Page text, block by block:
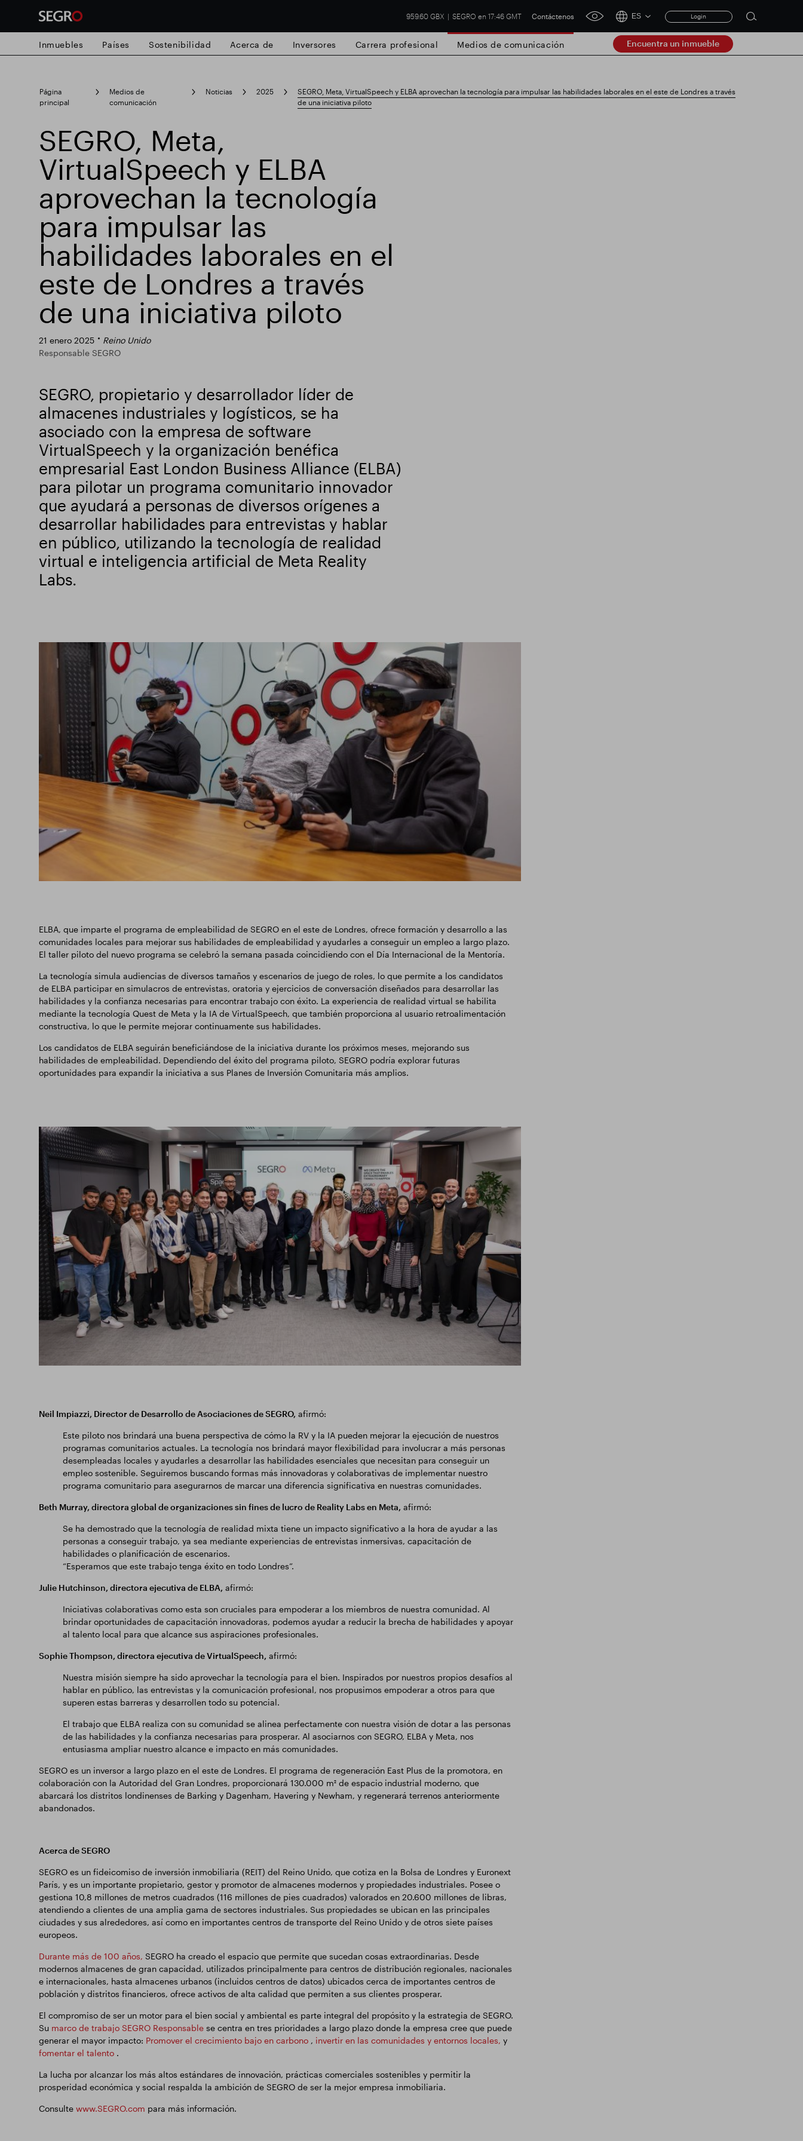
959.60 GBX SEGRO en 17:46 GMT Contáctenos
accessibility
ES Login
form
Submit
search
for
Claro
Responsable SEGRO Finca comercial Slough
Parque inteligente
Inmuebles Países Sostenibilidad Acerca de Inversores Carrera profesional Medios de comunicación Encuentra un inmueble
Página
principal
Medios de
comunicación
Noticias 2025
SEGRO, Meta, VirtualSpeech y ELBA aprovechan la tecnología para impulsar las habilidades laborales en el este de Londres a través
de una iniciativa piloto
SEGRO, Meta,
VirtualSpeech y ELBA
aprovechan la tecnología
para impulsar las
habilidades laborales en el
este de Londres a través
de una iniciativa piloto
21 enero 2025
Reino Unido
Responsable SEGRO
SEGRO, propietario y desarrollador líder de
almacenes industriales y logísticos, se ha
asociado con la empresa de software
VirtualSpeech y la organización benéfica
empresarial East London Business Alliance (ELBA)
para pilotar un programa comunitario innovador
que ayudará a personas de diversos orígenes a
desarrollar habilidades para entrevistas y hablar
en público, utilizando la tecnología de realidad
virtual e inteligencia artificial de Meta Reality
Labs.
ELBA, que imparte el programa de empleabilidad de SEGRO en el este de Londres, ofrece formación y desarrollo a las
comunidades locales para mejorar sus habilidades de empleabilidad y ayudarles a conseguir un empleo a largo plazo.
El taller piloto del nuevo programa se celebró la semana pasada coincidiendo con el Día Internacional de la Mentoría.
La tecnología simula audiencias de diversos tamaños y escenarios de juego de roles, lo que permite a los candidatos
de ELBA participar en simulacros de entrevistas, oratoria y ejercicios de conversación diseñados para desarrollar las
habilidades y la confianza necesarias para encontrar trabajo con éxito. La experiencia de realidad virtual se habilita
mediante la tecnología Quest de Meta y la IA de VirtualSpeech, que también proporciona al usuario retroalimentación
constructiva, lo que le permite mejorar continuamente sus habilidades.
Los candidatos de ELBA seguirán beneficiándose de la iniciativa durante los próximos meses, mejorando sus
habilidades de empleabilidad. Dependiendo del éxito del programa piloto, SEGRO podría explorar futuras
oportunidades para expandir la iniciativa a sus Planes de Inversión Comunitaria más amplios.
Neil Impiazzi, Director de Desarrollo de Asociaciones de SEGRO, afirmó:
Este piloto nos brindará una buena perspectiva de cómo la RV y la IA pueden mejorar la ejecución de nuestros
programas comunitarios actuales. La tecnología nos brindará mayor flexibilidad para involucrar a más personas
desempleadas locales y ayudarles a desarrollar las habilidades esenciales que necesitan para conseguir un
empleo sostenible. Seguiremos buscando formas más innovadoras y colaborativas de implementar nuestro
programa comunitario para asegurarnos de marcar una diferencia significativa en nuestras comunidades.
Beth Murray, directora global de organizaciones sin fines de lucro de Reality Labs en Meta, afirmó:
Se ha demostrado que la tecnología de realidad mixta tiene un impacto significativo a la hora de ayudar a las
personas a conseguir trabajo, ya sea mediante experiencias de entrevistas inmersivas, capacitación de
habilidades o planificación de escenarios.
“Esperamos que este trabajo tenga éxito en todo Londres”.
Julie Hutchinson, directora ejecutiva de ELBA, afirmó:
Iniciativas colaborativas como esta son cruciales para empoderar a los miembros de nuestra comunidad. Al
brindar oportunidades de capacitación innovadoras, podemos ayudar a reducir la brecha de habilidades y apoyar
al talento local para que alcance sus aspiraciones profesionales.
Sophie Thompson, directora ejecutiva de VirtualSpeech, afirmó:
Nuestra misión siempre ha sido aprovechar la tecnología para el bien. Inspirados por nuestros propios desafíos al
hablar en público, las entrevistas y la comunicación profesional, nos propusimos empoderar a otros para que
superen estas barreras y desarrollen todo su potencial.
El trabajo que ELBA realiza con su comunidad se alinea perfectamente con nuestra visión de dotar a las personas
de las habilidades y la confianza necesarias para prosperar. Al asociarnos con SEGRO, ELBA y Meta, nos
entusiasma ampliar nuestro alcance e impacto en más comunidades.
SEGRO es un inversor a largo plazo en el este de Londres. El programa de regeneración East Plus de la promotora, en
colaboración con la Autoridad del Gran Londres, proporcionará 130.000 m² de espacio industrial moderno, que
abarcará los distritos londinenses de Barking y Dagenham, Havering y Newham, y regenerará terrenos anteriormente
abandonados.
Acerca de SEGRO
SEGRO es un fideicomiso de inversión inmobiliaria (REIT) del Reino Unido, que cotiza en la Bolsa de Londres y Euronext
París, y es un importante propietario, gestor y promotor de almacenes modernos y propiedades industriales. Posee o
gestiona 10,8 millones de metros cuadrados (116 millones de pies cuadrados) valorados en 20.600 millones de libras,
atendiendo a clientes de una amplia gama de sectores industriales. Sus propiedades se ubican en las principales
ciudades y sus alrededores, así como en importantes centros de transporte del Reino Unido y de otros siete países
europeos.
Durante más de 100 años, SEGRO ha creado el espacio que permite que sucedan cosas extraordinarias. Desde
modernos almacenes de gran capacidad, utilizados principalmente para centros de distribución regionales, nacionales
e internacionales, hasta almacenes urbanos (incluidos centros de datos) ubicados cerca de importantes centros de
población y distritos financieros, ofrece activos de alta calidad que permiten a sus clientes prosperar.
El compromiso de ser un motor para el bien social y ambiental es parte integral del propósito y la estrategia de SEGRO.
Su marco de trabajo SEGRO Responsablese centra en tres prioridades a largo plazo donde la empresa cree que puede
generar el mayor impacto: Promover el crecimiento bajo en carbono, invertir en las comunidades y entornos locales, y
fomentar el talento.
La lucha por alcanzar los más altos estándares de innovación, prácticas comerciales sostenibles y permitir la
prosperidad económica y social respalda la ambición de SEGRO de ser la mejor empresa inmobiliaria.
Consulte www.SEGRO.com para más información.